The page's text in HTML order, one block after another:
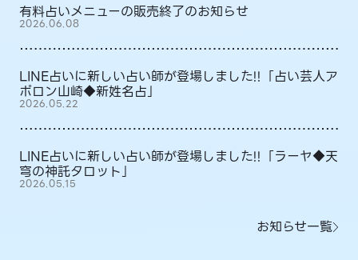
有料占いメニューの販売終了のお知らせ
2026.06.08
LINE占いに新しい占い師が登場しました!!「占い芸人ア
ポロン山崎◆新姓名占」
2026.05.22
LINE占いに新しい占い師が登場しました!!「ラーヤ◆天
穹の神託タロット」
2026.05.15
お知らせ一覧